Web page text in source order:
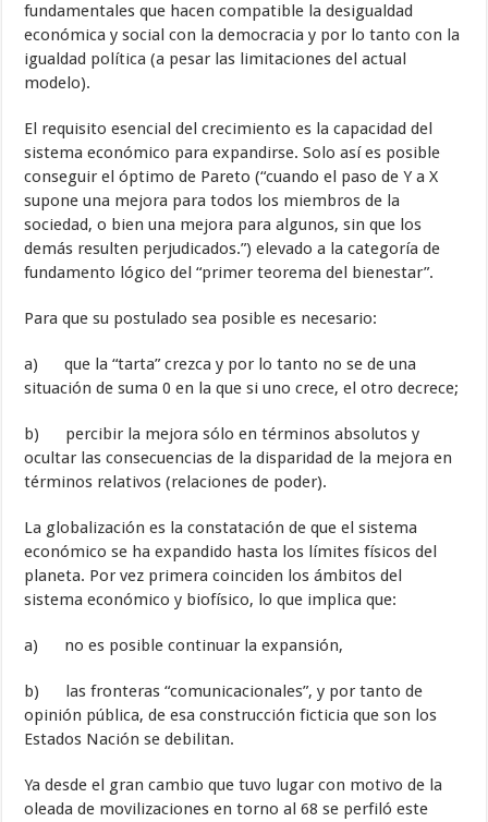
fundamentales que hacen compatible la desigualdad
económica y social con la democracia y por lo tanto con la
igualdad política (a pesar las limitaciones del actual
modelo).
El requisito esencial del crecimiento es la capacidad del
sistema económico para expandirse. Solo así es posible
conseguir el óptimo de Pareto (“cuando el paso de Y a X
supone una mejora para todos los miembros de la
sociedad, o bien una mejora para algunos, sin que los
demás resulten perjudicados.”) elevado a la categoría de
fundamento lógico del “primer teorema del bienestar”.
Para que su postulado sea posible es necesario:
a) que la “tarta” crezca y por lo tanto no se de una
situación de suma 0 en la que si uno crece, el otro decrece;
b) percibir la mejora sólo en términos absolutos y
ocultar las consecuencias de la disparidad de la mejora en
términos relativos (relaciones de poder).
La globalización es la constatación de que el sistema
económico se ha expandido hasta los límites físicos del
planeta. Por vez primera coinciden los ámbitos del
sistema económico y biofísico, lo que implica que:
a) no es posible continuar la expansión,
b) las fronteras “comunicacionales”, y por tanto de
opinión pública, de esa construcción ficticia que son los
Estados Nación se debilitan.
Ya desde el gran cambio que tuvo lugar con motivo de la
oleada de movilizaciones en torno al 68 se perfiló este